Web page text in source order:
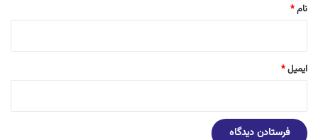
نام*
ایمیل*